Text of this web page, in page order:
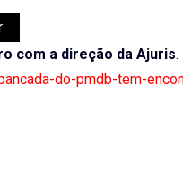
com a direção da Ajuris
do-pmdb-tem-